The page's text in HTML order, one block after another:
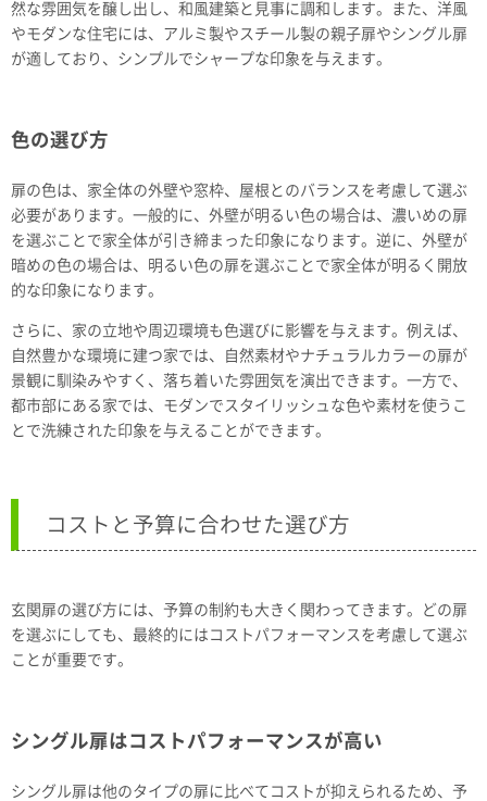
然な雰囲気を醸し出し、和風建築と見事に調和します。また、洋風
やモダンな住宅には、アルミ製やスチール製の親子扉やシングル扉
が適しており、シンプルでシャープな印象を与えます。
色の選び方
扉の色は、家全体の外壁や窓枠、屋根とのバランスを考慮して選ぶ
必要があります。一般的に、外壁が明るい色の場合は、濃いめの扉
を選ぶことで家全体が引き締まった印象になります。逆に、外壁が
暗めの色の場合は、明るい色の扉を選ぶことで家全体が明るく開放
的な印象になります。
さらに、家の立地や周辺環境も色選びに影響を与えます。例えば、
自然豊かな環境に建つ家では、自然素材やナチュラルカラーの扉が
景観に馴染みやすく、落ち着いた雰囲気を演出できます。一方で、
都市部にある家では、モダンでスタイリッシュな色や素材を使うこ
とで洗練された印象を与えることができます。
コストと予算に合わせた選び方
玄関扉の選び方には、予算の制約も大きく関わってきます。どの扉
を選ぶにしても、最終的にはコストパフォーマンスを考慮して選ぶ
ことが重要です。
シングル扉はコストパフォーマンスが高い
シングル扉は他のタイプの扉に比べてコストが抑えられるため、予